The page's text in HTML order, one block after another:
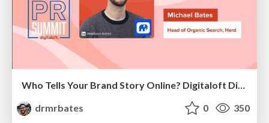
Who Tells Your Brand Story Online? Digitaloft Digital PR Summit 2026
drmrbates
0 350